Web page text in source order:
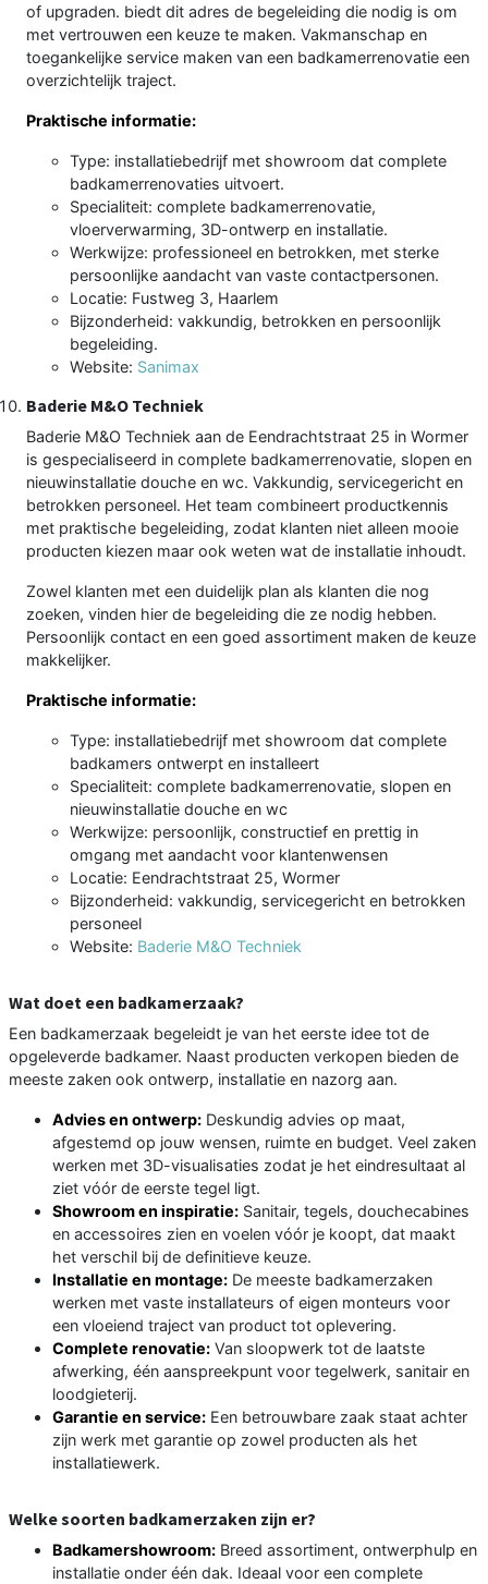
of upgraden. biedt dit adres de begeleiding die nodig is om
met vertrouwen een keuze te maken. Vakmanschap en
toegankelijke service maken van een badkamerrenovatie een
overzichtelijk traject.
Praktische informatie:
Type: installatiebedrijf met showroom dat complete
badkamerrenovaties uitvoert.
Specialiteit: complete badkamerrenovatie,
vloerverwarming, 3D-ontwerp en installatie.
Werkwijze: professioneel en betrokken, met sterke
persoonlijke aandacht van vaste contactpersonen.
Locatie: Fustweg 3, Haarlem
Bijzonderheid: vakkundig, betrokken en persoonlijk
begeleiding.
Website: Sanimax
Baderie M&O Techniek
Baderie M&O Techniek aan de Eendrachtstraat 25 in Wormer
is gespecialiseerd in complete badkamerrenovatie, slopen en
nieuwinstallatie douche en wc. Vakkundig, servicegericht en
betrokken personeel. Het team combineert productkennis
met praktische begeleiding, zodat klanten niet alleen mooie
producten kiezen maar ook weten wat de installatie inhoudt.
Zowel klanten met een duidelijk plan als klanten die nog
zoeken, vinden hier de begeleiding die ze nodig hebben.
Persoonlijk contact en een goed assortiment maken de keuze
makkelijker.
Praktische informatie:
Type: installatiebedrijf met showroom dat complete
badkamers ontwerpt en installeert
Specialiteit: complete badkamerrenovatie, slopen en
nieuwinstallatie douche en wc
Werkwijze: persoonlijk, constructief en prettig in
omgang met aandacht voor klantenwensen
Locatie: Eendrachtstraat 25, Wormer
Bijzonderheid: vakkundig, servicegericht en betrokken
personeel
Website: Baderie M&O Techniek
Wat doet een badkamerzaak?
Een badkamerzaak begeleidt je van het eerste idee tot de
opgeleverde badkamer. Naast producten verkopen bieden de
meeste zaken ook ontwerp, installatie en nazorg aan.
Advies en ontwerp: Deskundig advies op maat,
afgestemd op jouw wensen, ruimte en budget. Veel zaken
werken met 3D-visualisaties zodat je het eindresultaat al
ziet vóór de eerste tegel ligt.
Showroom en inspiratie: Sanitair, tegels, douchecabines
en accessoires zien en voelen vóór je koopt, dat maakt
het verschil bij de definitieve keuze.
Installatie en montage: De meeste badkamerzaken
werken met vaste installateurs of eigen monteurs voor
een vloeiend traject van product tot oplevering.
Complete renovatie: Van sloopwerk tot de laatste
afwerking, één aanspreekpunt voor tegelwerk, sanitair en
loodgieterij.
Garantie en service: Een betrouwbare zaak staat achter
zijn werk met garantie op zowel producten als het
installatiewerk.
Welke soorten badkamerzaken zijn er?
Badkamershowroom: Breed assortiment, ontwerphulp en
installatie onder één dak. Ideaal voor een complete